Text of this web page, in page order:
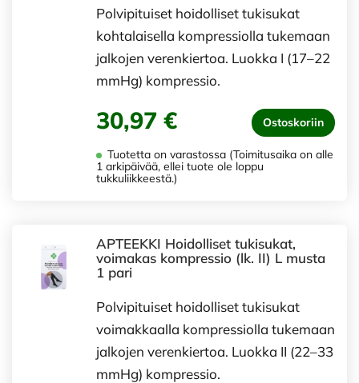
Polvipituiset hoidolliset tukisukat
kohtalaisella kompressiolla tukemaan
jalkojen verenkiertoa. Luokka I (17–22
mmHg) kompressio.
30,97 € Ostoskoriin
Tuotetta on varastossa (Toimitusaika on alle
1 arkipäivää, ellei tuote ole loppu
tukkuliikkeestä.)
APTEEKKI Hoidolliset tukisukat,
voimakas kompressio (lk. II) L musta
1 pari
Polvipituiset hoidolliset tukisukat
voimakkaalla kompressiolla tukemaan
jalkojen verenkiertoa. Luokka II (22–33
mmHg) kompressio.